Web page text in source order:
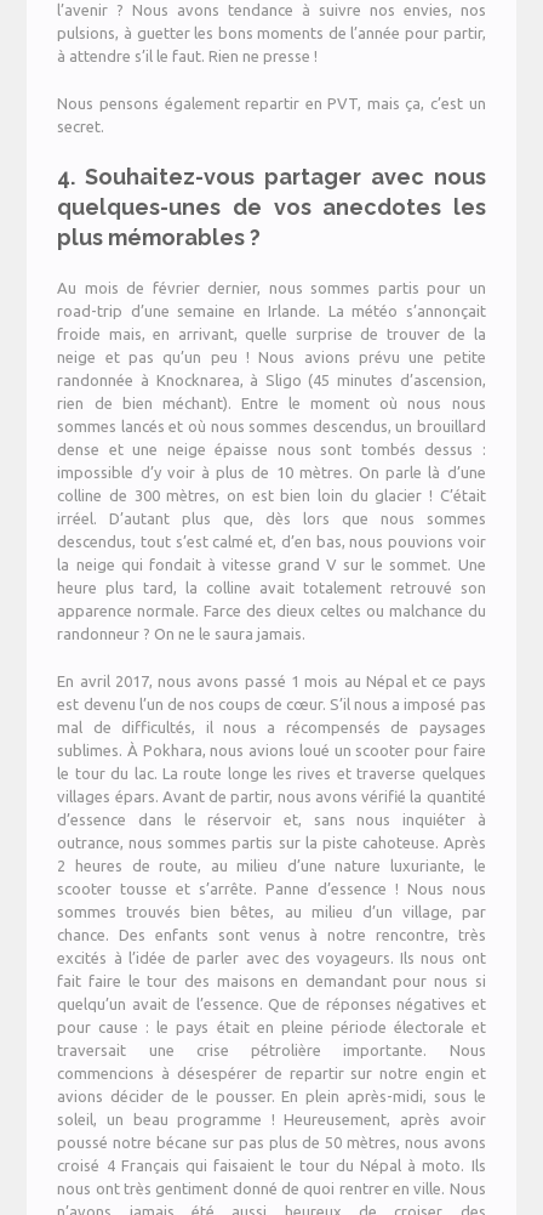
l’avenir ? Nous avons tendance à suivre nos envies, nos
pulsions, à guetter les bons moments de l’année pour partir,
à attendre s’il le faut. Rien ne presse !
Nous pensons également repartir en PVT, mais ça, c’est un
secret.
4. Souhaitez-vous partager avec nous
quelques-unes de vos anecdotes les
plus mémorables ?
Au mois de février dernier, nous sommes partis pour un
road-trip d’une semaine en Irlande. La météo s’annonçait
froide mais, en arrivant, quelle surprise de trouver de la
neige et pas qu’un peu ! Nous avions prévu une petite
randonnée à Knocknarea, à Sligo (45 minutes d’ascension,
rien de bien méchant). Entre le moment où nous nous
sommes lancés et où nous sommes descendus, un brouillard
dense et une neige épaisse nous sont tombés dessus :
impossible d’y voir à plus de 10 mètres. On parle là d’une
colline de 300 mètres, on est bien loin du glacier ! C’était
irréel. D’autant plus que, dès lors que nous sommes
descendus, tout s’est calmé et, d’en bas, nous pouvions voir
la neige qui fondait à vitesse grand V sur le sommet. Une
heure plus tard, la colline avait totalement retrouvé son
apparence normale. Farce des dieux celtes ou malchance du
randonneur ? On ne le saura jamais.
En avril 2017, nous avons passé 1 mois au Népal et ce pays
est devenu l’un de nos coups de cœur. S’il nous a imposé pas
mal de difficultés, il nous a récompensés de paysages
sublimes. À Pokhara, nous avions loué un scooter pour faire
le tour du lac. La route longe les rives et traverse quelques
villages épars. Avant de partir, nous avons vérifié la quantité
d’essence dans le réservoir et, sans nous inquiéter à
outrance, nous sommes partis sur la piste cahoteuse. Après
2 heures de route, au milieu d’une nature luxuriante, le
scooter tousse et s’arrête. Panne d’essence ! Nous nous
sommes trouvés bien bêtes, au milieu d’un village, par
chance. Des enfants sont venus à notre rencontre, très
excités à l’idée de parler avec des voyageurs. Ils nous ont
fait faire le tour des maisons en demandant pour nous si
quelqu’un avait de l’essence. Que de réponses négatives et
pour cause : le pays était en pleine période électorale et
traversait une crise pétrolière importante. Nous
commencions à désespérer de repartir sur notre engin et
avions décider de le pousser. En plein après-midi, sous le
soleil, un beau programme ! Heureusement, après avoir
poussé notre bécane sur pas plus de 50 mètres, nous avons
croisé 4 Français qui faisaient le tour du Népal à moto. Ils
nous ont très gentiment donné de quoi rentrer en ville. Nous
n’avons jamais été aussi heureux de croiser des